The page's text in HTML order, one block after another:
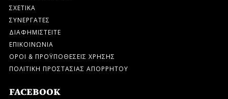
ΣΧΕΤΙΚΑ
ΣΥΝΕΡΓΑΤΕΣ
ΔΙΑΦΗΜΙΣΤΕΙΤΕ
ΕΠΙΚΟΙΝΩΝΙΑ
ΟΡΟΙ & ΠΡΟΫΠΟΘΕΣΕΙΣ ΧΡΗΣΗΣ
ΠΟΛΙΤΙΚΗ ΠΡΟΣΤΑΣΙΑΣ ΑΠΟΡΡΗΤΟΥ
FACEBOOK